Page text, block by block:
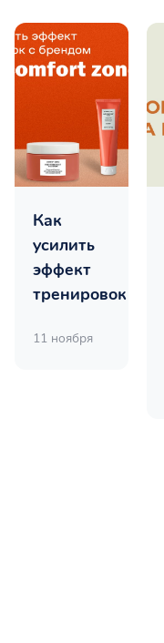
Как
усилить
эффект
тренировок
11 ноября